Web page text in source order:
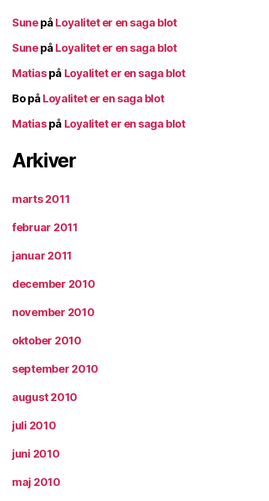
Sunepå Loyalitet er en saga blot
Sunepå Loyalitet er en saga blot
Matiaspå Loyalitet er en saga blot
Bopå Loyalitet er en saga blot
Matiaspå Loyalitet er en saga blot
Arkiver
marts 2011
februar 2011
januar 2011
december 2010
november 2010
oktober 2010
september 2010
august 2010
juli 2010
juni 2010
maj 2010